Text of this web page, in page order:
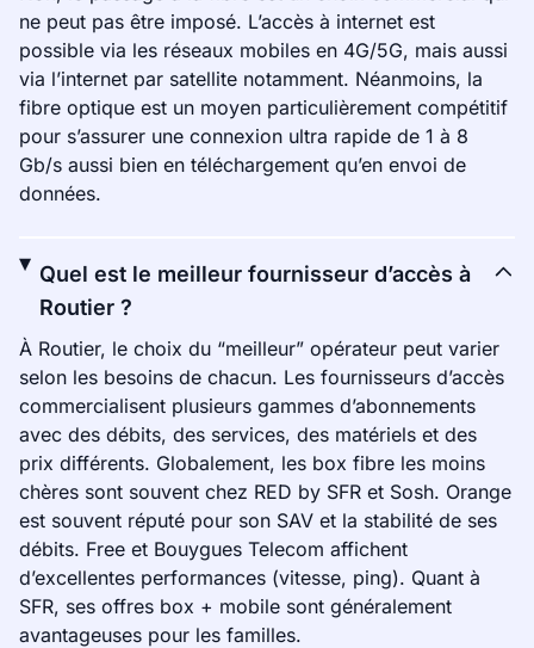
ne peut pas être imposé. L’accès à internet est
possible via les réseaux mobiles en 4G/5G, mais aussi
via l’internet par satellite notamment. Néanmoins, la
fibre optique est un moyen particulièrement compétitif
pour s’assurer une connexion ultra rapide de 1 à 8
Gb/s aussi bien en téléchargement qu’en envoi de
données.
Quel est le meilleur fournisseur d’accès à
Routier ?
À Routier, le choix du “meilleur” opérateur peut varier
selon les besoins de chacun. Les fournisseurs d’accès
commercialisent plusieurs gammes d’abonnements
avec des débits, des services, des matériels et des
prix différents. Globalement, les box fibre les moins
chères sont souvent chez RED by SFR et Sosh. Orange
est souvent réputé pour son SAV et la stabilité de ses
débits. Free et Bouygues Telecom affichent
d’excellentes performances (vitesse, ping). Quant à
SFR, ses offres box + mobile sont généralement
avantageuses pour les familles.